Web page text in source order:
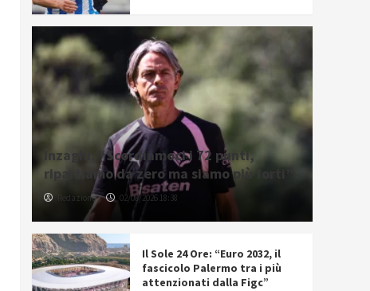
Inzaghi: “Scordiamoci i 72 punti,
ripartiamo da zero ma siamo più forti”
Redazione 02/08/2026 18:38
Il Sole 24 Ore: “Euro 2032, il
fascicolo Palermo tra i più
attenzionati dalla Figc”